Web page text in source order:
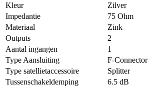
Kleur
Zilver
Impedantie
75 Ohm
Materiaal
Zink
Outputs
2
Aantal ingangen
1
Type Aansluiting
F-Connector
Type satellietaccessoire
Splitter
Tussenschakeldemping
6.5 dB